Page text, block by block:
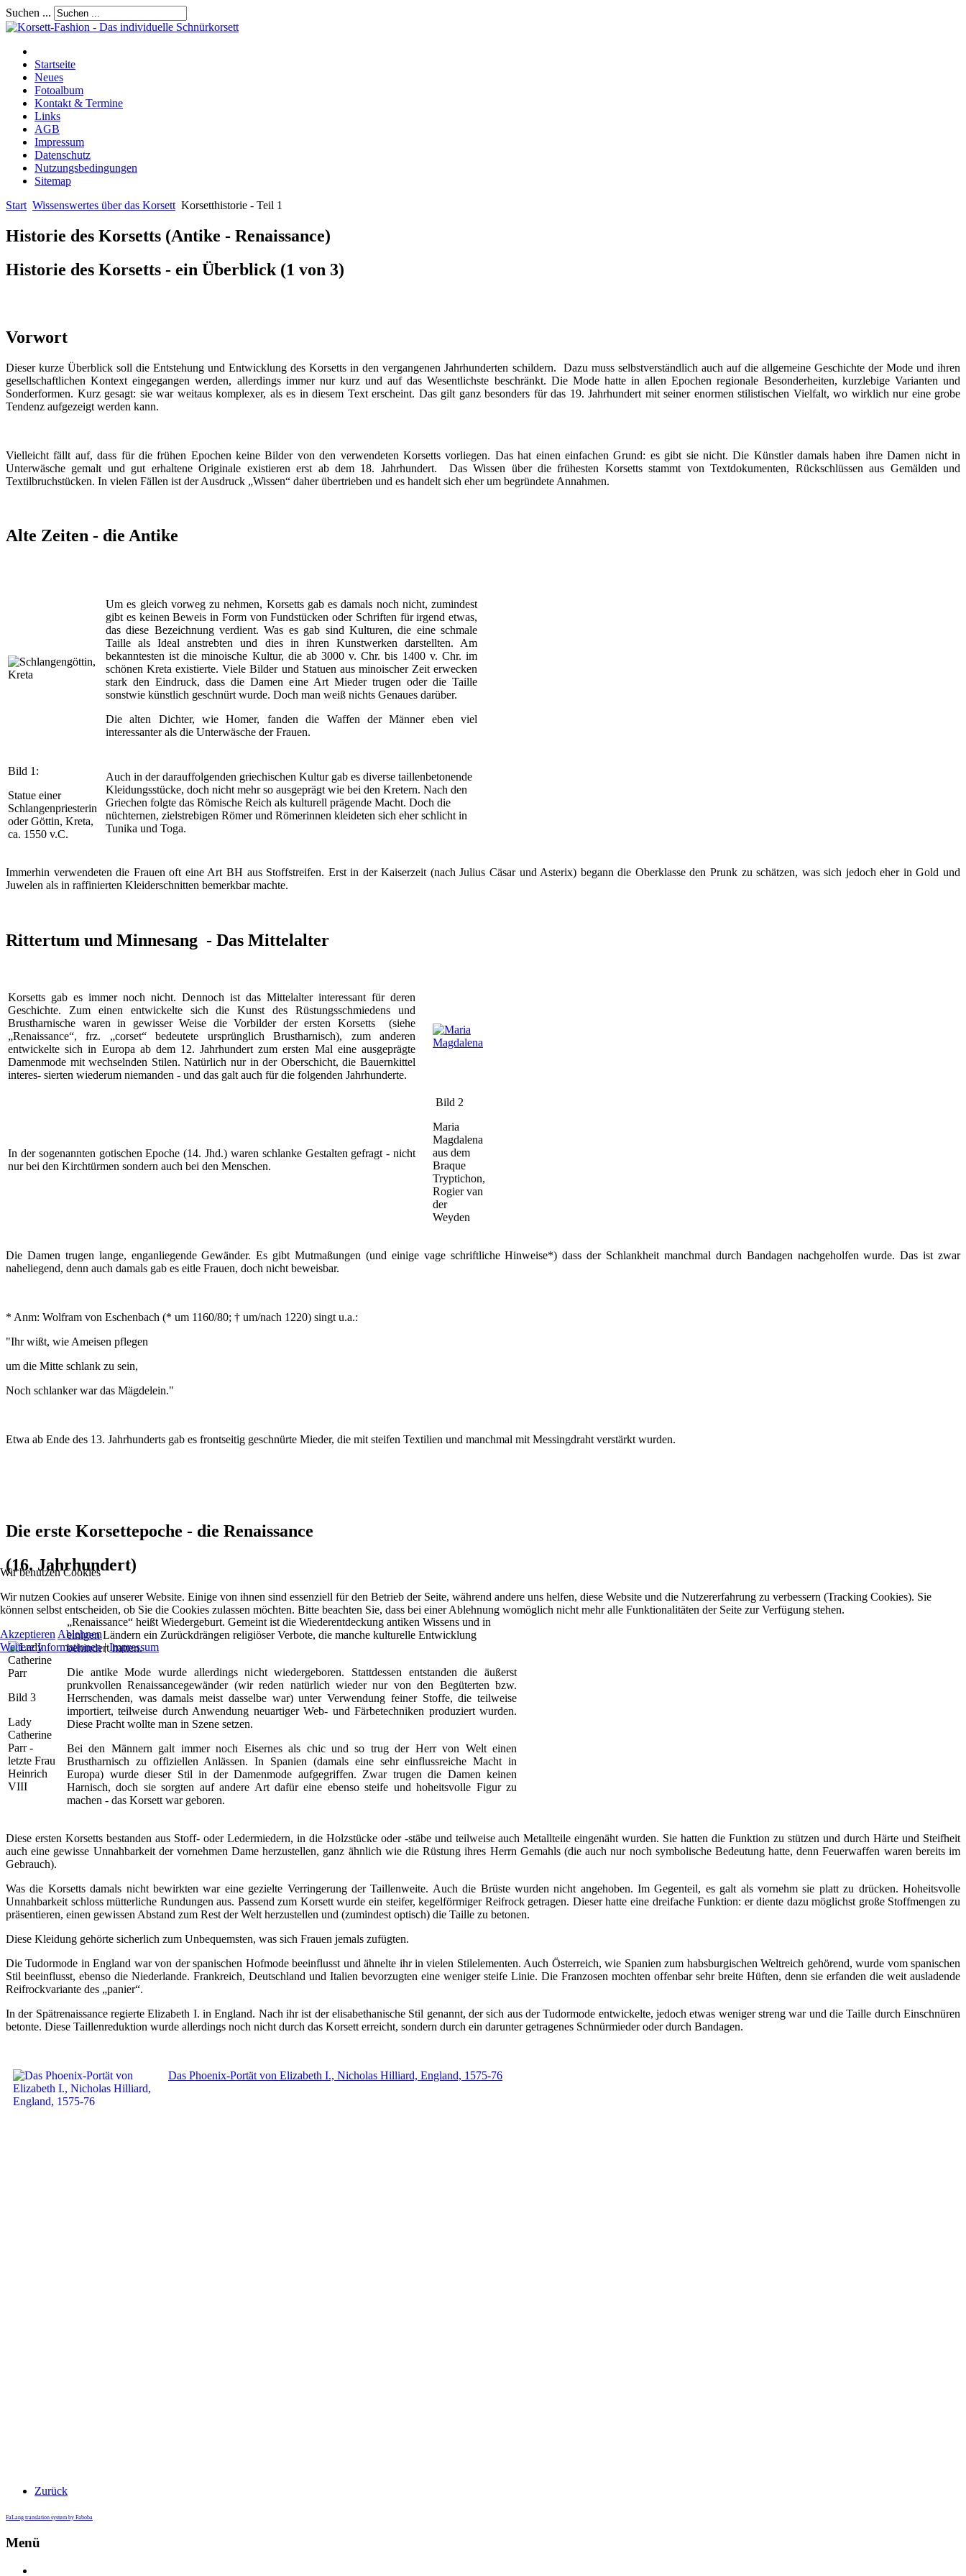
Suchen ...
Startseite
Neues
Fotoalbum
Kontakt & Termine
Links
AGB
Impressum
Datenschutz
Nutzungsbedingungen
Sitemap
Start Wissenswertes über das Korsett Korsetthistorie - Teil 1
Historie des Korsetts (Antike - Renaissance)
Historie des Korsetts - ein Überblick (1 von 3)
Vorwort
Dieser kurze Überblick soll die Entstehung und Entwicklung des Korsetts in den vergangenen Jahrhunderten schildern. Dazu muss selbstverständlich auch auf die allgemeine Geschichte der Mode und ihren
gesellschaftlichen Kontext eingegangen werden, allerdings immer nur kurz und auf das Wesentlichste beschränkt. Die Mode hatte in allen Epochen regionale Besonderheiten, kurzlebige Varianten und
Sonderformen. Kurz gesagt: sie war weitaus komplexer, als es in diesem Text erscheint. Das gilt ganz besonders für das 19. Jahrhundert mit seiner enormen stilistischen Vielfalt, wo wirklich nur eine grobe
Tendenz aufgezeigt werden kann.
Vielleicht fällt auf, dass für die frühen Epochen keine Bilder von den verwendeten Korsetts vorliegen. Das hat einen einfachen Grund: es gibt sie nicht. Die Künstler damals haben ihre Damen nicht in
Unterwäsche gemalt und gut erhaltene Originale existieren erst ab dem 18. Jahrhundert. Das Wissen über die frühesten Korsetts stammt von Textdokumenten, Rückschlüssen aus Gemälden und
Textilbruchstücken. In vielen Fällen ist der Ausdruck „Wissen“ daher übertrieben und es handelt sich eher um begründete Annahmen.
Alte Zeiten - die Antike
Um es gleich vorweg zu nehmen, Korsetts gab es damals noch nicht, zumindest
gibt es keinen Beweis in Form von Fundstücken oder Schriften für irgend etwas,
das diese Bezeichnung verdient. Was es gab sind Kulturen, die eine schmale
Taille als Ideal anstrebten und dies in ihren Kunstwerken darstellten. Am
bekanntesten ist die minoische Kultur, die ab 3000 v. Chr. bis 1400 v. Chr. im
schönen Kreta existierte. Viele Bilder und Statuen aus minoischer Zeit erwecken
stark den Eindruck, dass die Damen eine Art Mieder trugen oder die Taille
sonstwie künstlich geschnürt wurde. Doch man weiß nichts Genaues darüber.
Die alten Dichter, wie Homer, fanden die Waffen der Männer eben viel
interessanter als die Unterwäsche der Frauen.
Bild 1:
Statue einer
Schlangenpriesterin
oder Göttin, Kreta,
ca. 1550 v.C.
Auch in der darauffolgenden griechischen Kultur gab es diverse taillenbetonende
Kleidungsstücke, doch nicht mehr so ausgeprägt wie bei den Kretern. Nach den
Griechen folgte das Römische Reich als kulturell prägende Macht. Doch die
nüchternen, zielstrebigen Römer und Römerinnen kleideten sich eher schlicht in
Tunika und Toga.
Immerhin verwendeten die Frauen oft eine Art BH aus Stoffstreifen. Erst in der Kaiserzeit (nach Julius Cäsar und Asterix) begann die Oberklasse den Prunk zu schätzen, was sich jedoch eher in Gold und
Juwelen als in raffinierten Kleiderschnitten bemerkbar machte.
Rittertum und Minnesang - Das Mittelalter
Korsetts gab es immer noch nicht. Dennoch ist das Mittelalter interessant für deren
Geschichte. Zum einen entwickelte sich die Kunst des Rüstungsschmiedens und
Brustharnische waren in gewisser Weise die Vorbilder der ersten Korsetts (siehe
„Renaissance“, frz. „corset“ bedeutete ursprünglich Brustharnisch), zum anderen
entwickelte sich in Europa ab dem 12. Jahrhundert zum ersten Mal eine ausgeprägte
Damenmode mit wechselnden Stilen. Natürlich nur in der Oberschicht, die Bauernkittel
interes- sierten wiederum niemanden - und das galt auch für die folgenden Jahrhunderte.
In der sogenannten gotischen Epoche (14. Jhd.) waren schlanke Gestalten gefragt - nicht
nur bei den Kirchtürmen sondern auch bei den Menschen.
Bild 2
Maria
Magdalena
aus dem
Braque
Tryptichon,
Rogier van
der
Weyden
Die Damen trugen lange, enganliegende Gewänder. Es gibt Mutmaßungen (und einige vage schriftliche Hinweise*) dass der Schlankheit manchmal durch Bandagen nachgeholfen wurde. Das ist zwar
naheliegend, denn auch damals gab es eitle Frauen, doch nicht beweisbar.
* Anm: Wolfram von Eschenbach (* um 1160/80; † um/nach 1220) singt u.a.:
"Ihr wißt, wie Ameisen pflegen
um die Mitte schlank zu sein,
Noch schlanker war das Mägdelein."
Etwa ab Ende des 13. Jahrhunderts gab es frontseitig geschnürte Mieder, die mit steifen Textilien und manchmal mit Messingdraht verstärkt wurden.
Die erste Korsettepoche - die Renaissance
(16. Jahrhundert)
Bild 3
Lady
Catherine
Parr -
letzte Frau
Heinrich
VIII
„Renaissance“ heißt Wiedergeburt. Gemeint ist die Wiederentdeckung antiken Wissens und in
einigen Ländern ein Zurückdrängen religiöser Verbote, die manche kulturelle Entwicklung
behindert hatten.
Die antike Mode wurde allerdings nicht wiedergeboren. Stattdessen entstanden die äußerst
prunkvollen Renaissancegewänder (wir reden natürlich wieder nur von den Begüterten bzw.
Herrschenden, was damals meist dasselbe war) unter Verwendung feiner Stoffe, die teilweise
importiert, teilweise durch Anwendung neuartiger Web- und Färbetechniken produziert wurden.
Diese Pracht wollte man in Szene setzen.
Bei den Männern galt immer noch Eisernes als chic und so trug der Herr von Welt einen
Brustharnisch zu offiziellen Anlässen. In Spanien (damals eine sehr einflussreiche Macht in
Europa) wurde dieser Stil in der Damenmode aufgegriffen. Zwar trugen die Damen keinen
Harnisch, doch sie sorgten auf andere Art dafür eine ebenso steife und hoheitsvolle Figur zu
machen - das Korsett war geboren.
Diese ersten Korsetts bestanden aus Stoff- oder Ledermiedern, in die Holzstücke oder -stäbe und teilweise auch Metallteile eingenäht wurden. Sie hatten die Funktion zu stützen und durch Härte und Steifheit
auch eine gewisse Unnahbarkeit der vornehmen Dame herzustellen, ganz ähnlich wie die Rüstung ihres Herrn Gemahls (die auch nur noch symbolische Bedeutung hatte, denn Feuerwaffen waren bereits im
Gebrauch).
Was die Korsetts damals nicht bewirkten war eine gezielte Verringerung der Taillenweite. Auch die Brüste wurden nicht angehoben. Im Gegenteil, es galt als vornehm sie platt zu drücken. Hoheitsvolle
Unnahbarkeit schloss mütterliche Rundungen aus. Passend zum Korsett wurde ein steifer, kegelförmiger Reifrock getragen. Dieser hatte eine dreifache Funktion: er diente dazu möglichst große Stoffmengen zu
präsentieren, einen gewissen Abstand zum Rest der Welt herzustellen und (zumindest optisch) die Taille zu betonen.
Diese Kleidung gehörte sicherlich zum Unbequemsten, was sich Frauen jemals zufügten.
Die Tudormode in England war von der spanischen Hofmode beeinflusst und ähnelte ihr in vielen Stilelementen. Auch Österreich, wie Spanien zum habsburgischen Weltreich gehörend, wurde vom spanischen
Stil beeinflusst, ebenso die Niederlande. Frankreich, Deutschland und Italien bevorzugten eine weniger steife Linie. Die Franzosen mochten offenbar sehr breite Hüften, denn sie erfanden die weit ausladende
Reifrockvariante des „panier“.
In der Spätrenaissance regierte Elizabeth I. in England. Nach ihr ist der elisabethanische Stil genannt, der sich aus der Tudormode entwickelte, jedoch etwas weniger streng war und die Taille durch Einschnüren
betonte. Diese Taillenreduktion wurde allerdings noch nicht durch das Korsett erreicht, sondern durch ein darunter getragenes Schnürmieder oder durch Bandagen.
Das Phoenix-Portät von Elizabeth I., Nicholas Hilliard, England, 1575-76
Zurück
FaLang translation system by Faboba
Menü
Wir benutzen Cookies
Wir nutzen Cookies auf unserer Website. Einige von ihnen sind essenziell für den Betrieb der Seite, während andere uns helfen, diese Website und die Nutzererfahrung zu verbessern (Tracking Cookies). Sie
können selbst entscheiden, ob Sie die Cookies zulassen möchten. Bitte beachten Sie, dass bei einer Ablehnung womöglich nicht mehr alle Funktionalitäten der Seite zur Verfügung stehen.
Akzeptieren Ablehnen
Weitere Informationen|Impressum